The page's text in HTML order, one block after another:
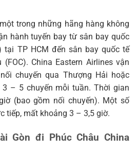
trong những hãng hàng không
hành tuyến bay từ sân bay quốc
tại TP HCM đến sân bay quốc tế
China Eastern Airlines vận
chuyến qua Thượng Hải hoặc
– 5 chuyến mỗi tuần. Thời gian
(bao gồm nối chuyến). Một số
tiếp, mất khoảng 3 – 3,5 giờ.
Gòn đi Phúc Châu China